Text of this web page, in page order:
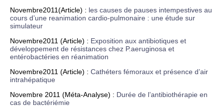
Novembre2011(Article) : les causes de pauses intempestives au
cours d’une reanimation cardio-pulmonaire : une étude sur
simulateur
Novembre2011 (Article) : Exposition aux antibiotiques et
développement de résistances chez P.aeruginosa et
entérobactéries en réanimation
Novembre2011 (Article) : Cathéters fémoraux et présence d’air
intrahépatique
Novembre 2011 (Méta-Analyse) : Durée de l’antibiothérapie en
cas de bactériémie